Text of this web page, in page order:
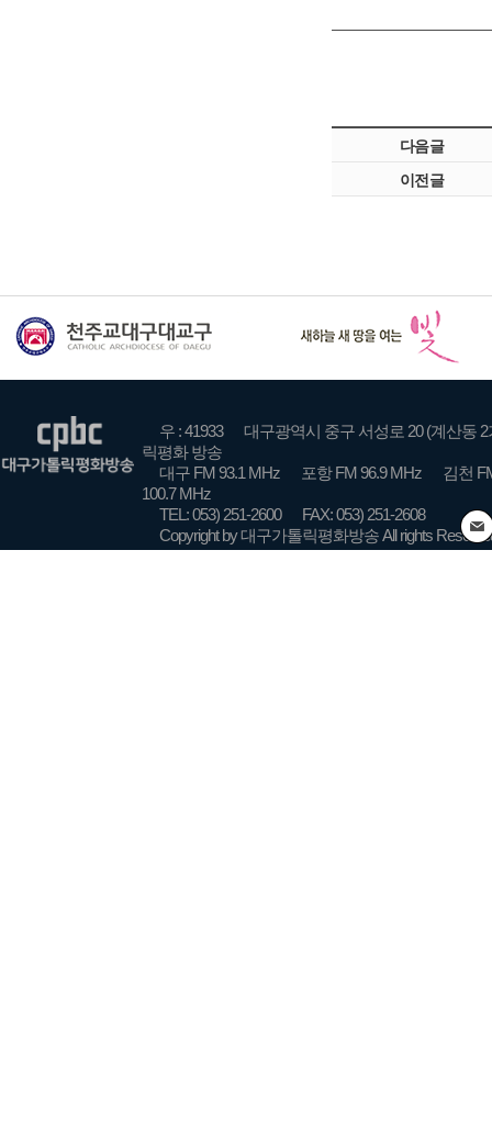
다음글
이전글
우 : 41933
대구광역시 중구 서성로 20 (계산동 2
릭평화 방송
대구 FM 93.1 MHz
포항 FM 96.9 MHz
김천
100.7 MHz
TEL: 053) 251-2600
FAX: 053) 251-2608
Copyright by 대구가톨릭평화방송 All rights